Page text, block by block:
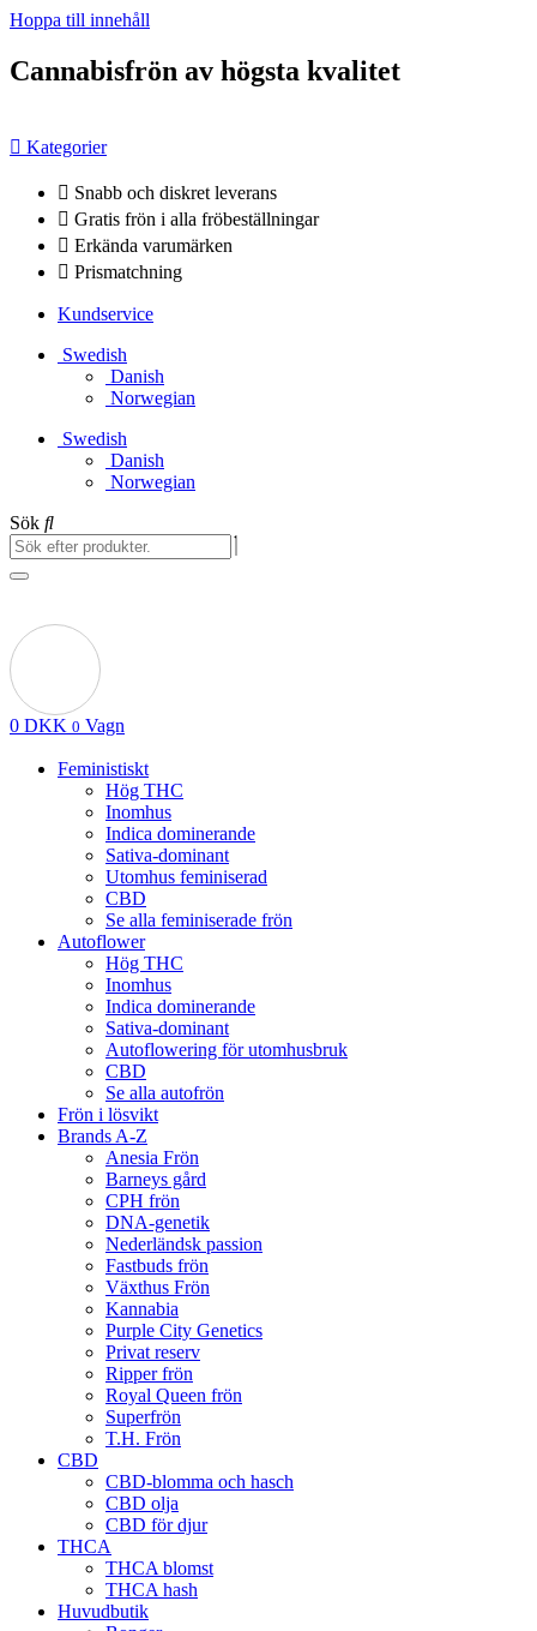
Hoppa till innehåll
Cannabisfrön av högsta kvalitet
Kategorier
Snabb och diskret leverans
Gratis frön i alla fröbeställningar
Erkända varumärken
Prismatchning
Kundservice
Swedish
Danish
Norwegian
Swedish
Danish
Norwegian
Sök
0 DKK 0 Vagn
Feministiskt
Hög THC
Inomhus
Indica dominerande
Sativa-dominant
Utomhus feminiserad
CBD
Se alla feminiserade frön
Autoflower
Hög THC
Inomhus
Indica dominerande
Sativa-dominant
Autoflowering för utomhusbruk
CBD
Se alla autofrön
Frön i lösvikt
Brands A-Z
Anesia Frön
Barneys gård
CPH frön
DNA-genetik
Nederländsk passion
Fastbuds frön
Växthus Frön
Kannabia
Purple City Genetics
Privat reserv
Ripper frön
Royal Queen frön
Superfrön
T.H. Frön
CBD
CBD-blomma och hasch
CBD olja
CBD för djur
THCA
THCA blomst
THCA hash
Huvudbutik